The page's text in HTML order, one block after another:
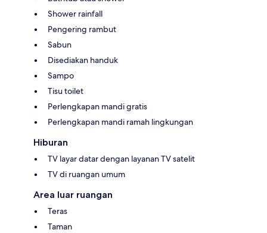
Shower rainfall
Pengering rambut
Sabun
Disediakan handuk
Sampo
Tisu toilet
Perlengkapan mandi gratis
Perlengkapan mandi ramah lingkungan
Hiburan
TV layar datar dengan layanan TV satelit
TV di ruangan umum
Area luar ruangan
Teras
Taman